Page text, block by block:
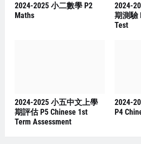
2024-2025 小二數學 P2
Maths
2024-
期測驗
Test
2024-2025 小五中文上學
期評估 P5 Chinese 1st
Term Assessment
2024-
P4